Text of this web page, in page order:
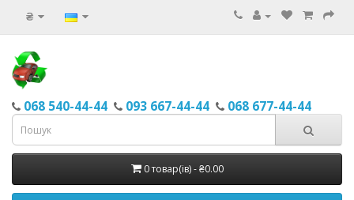
₴
068 540-44-44 093 667-44-44 068 677-44-44
0 товар(ів) - ₴0.00